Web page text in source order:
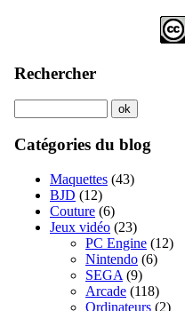
Rechercher
Catégories du blog
Maquettes (43)
BJD (12)
Couture (6)
Jeux vidéo (23)
PC Engine (12)
Nintendo (6)
SEGA (9)
Arcade (118)
Ordinateurs (2)